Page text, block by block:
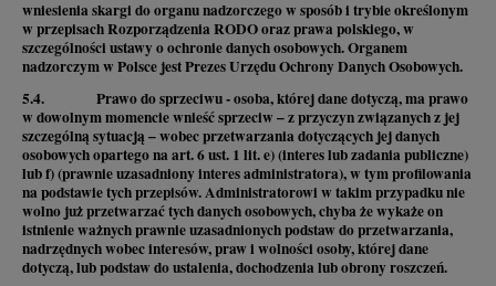
wniesienia skargi do organu nadzorczego w sposób i trybie określonym
w przepisach Rozporządzenia RODO oraz prawa polskiego, w
szczególności ustawy o ochronie danych osobowych. Organem
nadzorczym w Polsce jest Prezes Urzędu Ochrony Danych Osobowych.
5.4. Prawo do sprzeciwu - osoba, której dane dotyczą, ma prawo
w dowolnym momencie wnieść sprzeciw – z przyczyn związanych z jej
szczególną sytuacją – wobec przetwarzania dotyczących jej danych
osobowych opartego na art. 6 ust. 1 lit. e) (interes lub zadania publiczne)
lub f) (prawnie uzasadniony interes administratora), w tym profilowania
na podstawie tych przepisów. Administratorowi w takim przypadku nie
wolno już przetwarzać tych danych osobowych, chyba że wykaże on
istnienie ważnych prawnie uzasadnionych podstaw do przetwarzania,
nadrzędnych wobec interesów, praw i wolności osoby, której dane
dotyczą, lub podstaw do ustalenia, dochodzenia lub obrony roszczeń.